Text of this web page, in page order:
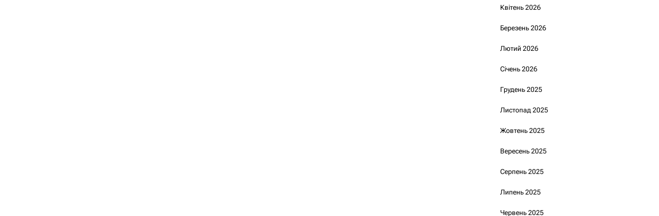
Квітень 2026
Березень 2026
Лютий 2026
Січень 2026
Грудень 2025
Листопад 2025
Жовтень 2025
Вересень 2025
Серпень 2025
Липень 2025
Червень 2025